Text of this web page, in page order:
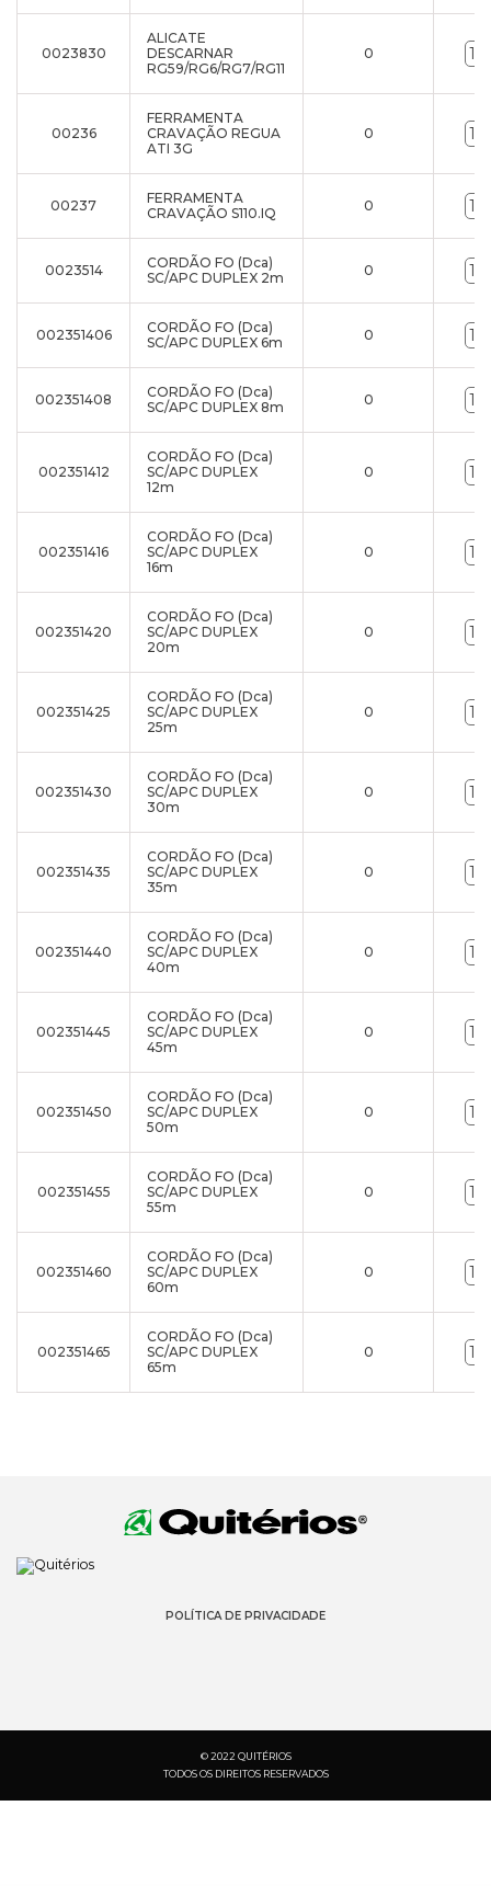
0023830
ALICATE
DESCARNAR
RG59/RG6/RG7/RG11
0
00236
FERRAMENTA
CRAVAÇÃO REGUA
ATI 3G
0
00237
FERRAMENTA
CRAVAÇÃO S110.IQ
0
0023514
CORDÃO FO (Dca)
SC/APC DUPLEX 2m
0
002351406
CORDÃO FO (Dca)
SC/APC DUPLEX 6m
0
002351408
CORDÃO FO (Dca)
SC/APC DUPLEX 8m
0
002351412
CORDÃO FO (Dca)
SC/APC DUPLEX
12m
0
002351416
CORDÃO FO (Dca)
SC/APC DUPLEX
16m
0
002351420
CORDÃO FO (Dca)
SC/APC DUPLEX
20m
0
002351425
CORDÃO FO (Dca)
SC/APC DUPLEX
25m
0
002351430
CORDÃO FO (Dca)
SC/APC DUPLEX
30m
0
002351435
CORDÃO FO (Dca)
SC/APC DUPLEX
35m
0
002351440
CORDÃO FO (Dca)
SC/APC DUPLEX
40m
0
002351445
CORDÃO FO (Dca)
SC/APC DUPLEX
45m
0
002351450
CORDÃO FO (Dca)
SC/APC DUPLEX
50m
0
002351455
CORDÃO FO (Dca)
SC/APC DUPLEX
55m
0
002351460
CORDÃO FO (Dca)
SC/APC DUPLEX
60m
0
002351465
CORDÃO FO (Dca)
SC/APC DUPLEX
65m
0
POLÍTICA DE PRIVACIDADE
© 2022 QUITÉRIOS
TODOS OS DIREITOS RESERVADOS